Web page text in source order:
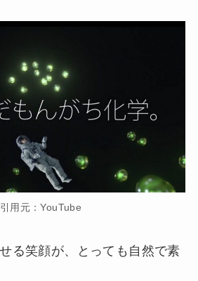
引用元：YouTube
る笑顔が、とっても自然で素